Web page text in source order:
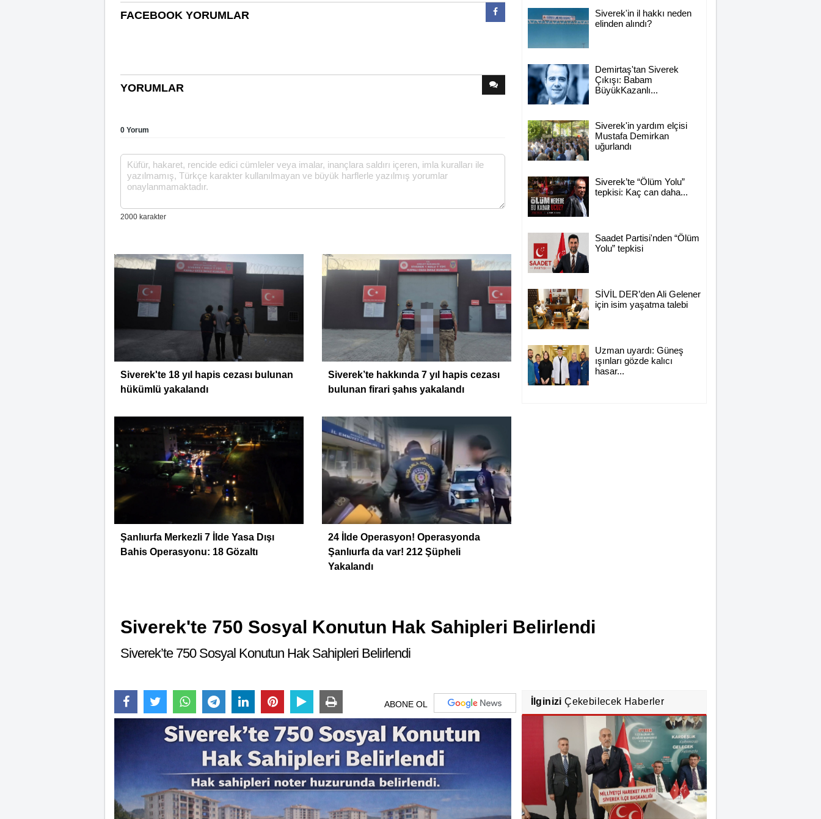
FACEBOOK YORUMLAR
YORUMLAR
0 Yorum
Siverek'te 18 yıl hapis cezası bulunan
hükümlü yakalandı
Siverek’te hakkında 7 yıl hapis cezası
bulunan firari şahıs yakalandı
Şanlıurfa Merkezli 7 İlde Yasa Dışı
Bahis Operasyonu: 18 Gözaltı
24 İlde Operasyon! Operasyonda
Şanlıurfa da var! 212 Şüpheli
Yakalandı
Siverek'in il hakkı neden
elinden alındı?
Demirtaş'tan Siverek
Çıkışı: Babam
BüyükKazanlı...
Siverek'in yardım elçisi
Mustafa Demirkan
uğurlandı
Siverek’te “Ölüm Yolu”
tepkisi: Kaç can daha...
Saadet Partisi'nden “Ölüm
Yolu” tepkisi
SİVİL DER’den Ali Gelener
için isim yaşatma talebi
Uzman uyardı: Güneş
ışınları gözde kalıcı
hasar...
Siverek'te 750 Sosyal Konutun Hak Sahipleri Belirlendi
Siverek’te 750 Sosyal Konutun Hak Sahipleri Belirlendi
ABONE OL İlginizi Çekebilecek Haberler